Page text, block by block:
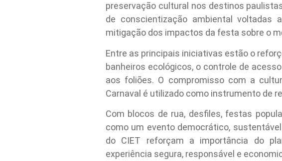
preservação cultural nos destinos
de conscientização ambiental voltadas
mitigação dos impactos da festa sobre o
Entre as principais iniciativas estão o
banheiros ecológicos, o controle de
aos foliões. O compromisso com a
Carnaval é utilizado como instrumento de
Com blocos de rua, desfiles, festas
como um evento democrático,
do CIET reforçam a importância do
experiência segura, responsável e